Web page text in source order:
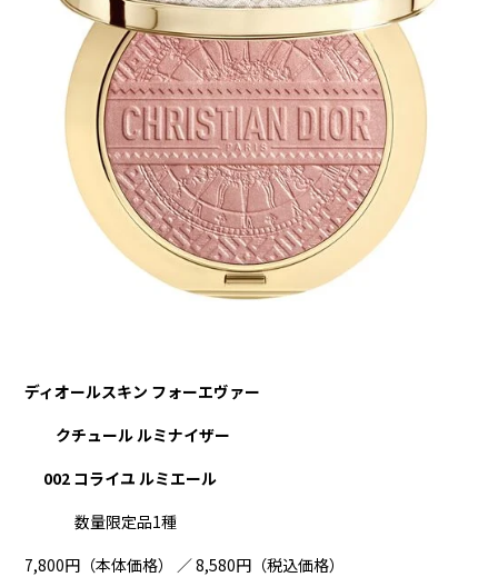
ディオールスキン フォーエヴァー
クチュール ルミナイザー
002 コライユ ルミエール
数量限定品1種
7,800円（本体価格） ／ 8,580円（税込価格）